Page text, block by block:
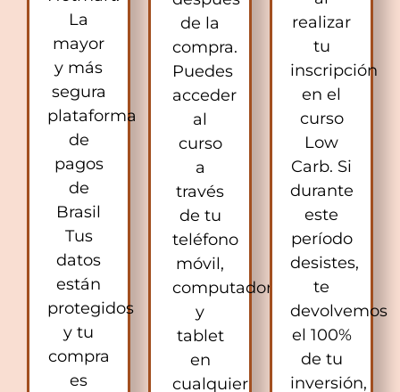
La
mayor
y más
segura
plataforma
de
pagos
de
Brasil
Tus
datos
están
protegidos
y tu
compra
es
de la
compra.
Puedes
acceder
al
curso
a
través
de tu
teléfono
móvil,
computador
y
tablet
en
cualquier
realizar
tu
inscripción
en el
curso
Low
Carb. Si
durante
este
período
desistes,
te
devolvemos
el 100%
de tu
inversión,